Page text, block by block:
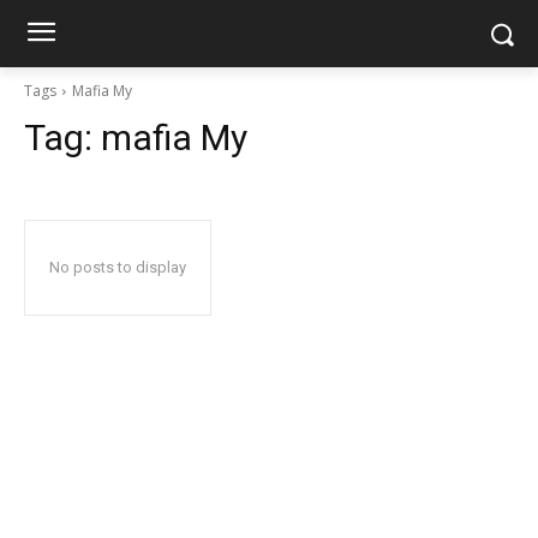
Tags Mafia My
Tag: mafia My
No posts to display